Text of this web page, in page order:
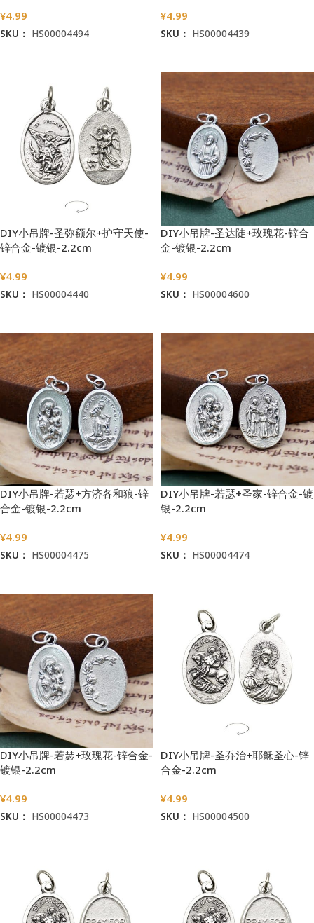
¥4.99
SKU： HS00004494
¥4.99
SKU： HS00004439
DIY小吊牌-圣弥额尔+护守天使-
锌合金-镀银-2.2cm
¥4.99
SKU： HS00004440
DIY小吊牌-圣达陡+玫瑰花-锌合
金-镀银-2.2cm
¥4.99
SKU： HS00004600
DIY小吊牌-若瑟+方济各和狼-锌
合金-镀银-2.2cm
¥4.99
SKU： HS00004475
DIY小吊牌-若瑟+圣家-锌合金-镀
银-2.2cm
¥4.99
SKU： HS00004474
DIY小吊牌-若瑟+玫瑰花-锌合金-
镀银-2.2cm
¥4.99
SKU： HS00004473
DIY小吊牌-圣乔治+耶稣圣心-锌
合金-2.2cm
¥4.99
SKU： HS00004500